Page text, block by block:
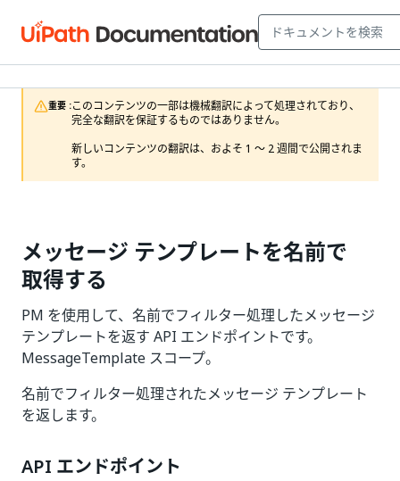
重要 :このコンテンツの一部は機械翻訳によって処理されており、
完全な翻訳を保証するものではありません。
新しいコンテンツの翻訳は、およそ 1 ～ 2 週間で公開されま
す。
メッセージ テンプレートを名前で
取得する
PM を使用して、名前でフィルター処理したメッセージ
テンプレートを返す API エンドポイントです。
MessageTemplate スコープ。
名前でフィルター処理されたメッセージ テンプレート
を返します。
API エンドポイント